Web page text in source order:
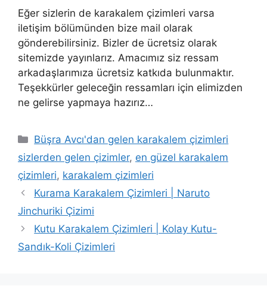
Eğer sizlerin de karakalem çizimleri varsa
iletişim bölümünden bize mail olarak
gönderebilirsiniz. Bizler de ücretsiz olarak
sitemizde yayınlarız. Amacımız siz ressam
arkadaşlarımıza ücretsiz katkıda bulunmaktır.
Teşekkürler geleceğin ressamları için elimizden
ne gelirse yapmaya hazırız…
Categories
Büşra Avcı'dan gelen karakalem çizimleri
sizlerden gelen çizimler, en güzel karakalem
çizimleri, karakalem çizimleri
Kurama Karakalem Çizimleri | Naruto
Jinchuriki Çizimi
Kutu Karakalem Çizimleri | Kolay Kutu-
Sandık-Koli Çizimleri